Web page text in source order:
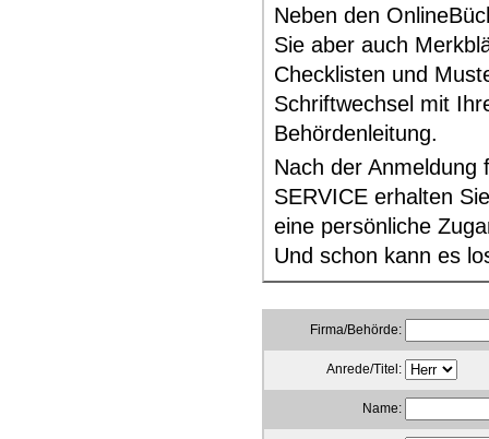
Neben den
Sie aber auch
Checklisten und
Schriftwechsel mit
Behördenleitung.
Nach der Anmeldung
SERVICE erhalten
eine persönliche
Und schon kann es
Firma/Behörde:
Anrede/Titel:
Name: